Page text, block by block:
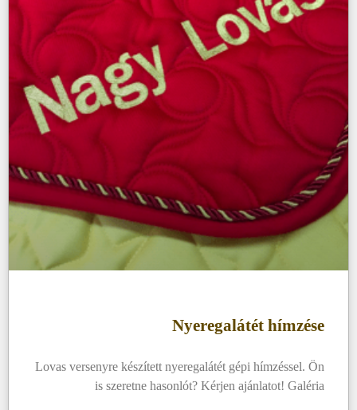
Nyeregalátét hímzése
Lovas versenyre készített nyeregalátét gépi hímzéssel. Ön
is szeretne hasonlót? Kérjen ajánlatot! Galéria